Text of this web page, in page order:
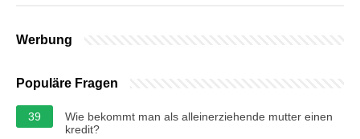
Werbung
Populäre Fragen
39
Wie bekommt man als alleinerziehende mutter einen
kredit?